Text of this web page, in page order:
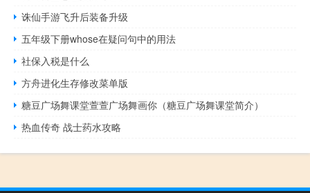
诛仙手游飞升后装备升级
五年级下册whose在疑问句中的用法
社保入税是什么
方舟进化生存修改菜单版
糖豆广场舞课堂萱萱广场舞画你（糖豆广场舞课堂简介）
热血传奇 战士药水攻略